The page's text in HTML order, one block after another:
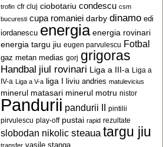
trofin cfr cluj ciobotariu condescu csm
bucuresti cupa romaniei darby dinamo edi
iordanescu energia energia rovinari
energia targu jiu eugen parvulescu Fotbal
gaz metan medias gorj grigoras
Handbal jiul rovinari Liga a III-a Liga a
IV-a Liga a V-a liga I liviu andries matulevicius
minerul matasari minerul motru nistor
Pandurii pandurii II pintilii
pirvulescu play-off pustai rapid rezultate
slobodan nikolic steaua targu jiu
transfer vasile stanga